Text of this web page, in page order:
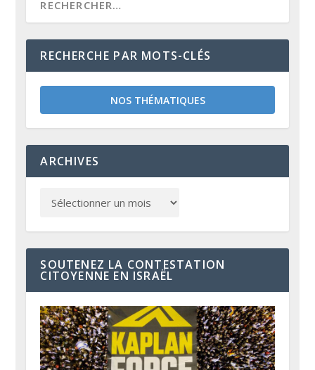
RECHERCHE PAR MOTS-CLÉS
NOS THÉMATIQUES
ARCHIVES
SOUTENEZ LA CONTESTATION
CITOYENNE EN ISRAËL